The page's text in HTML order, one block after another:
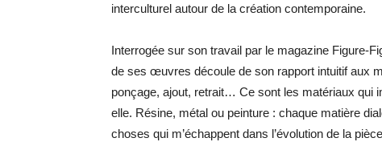
interculturel autour de la création contemporaine.
Interrogée sur son travail par le magazine Figure-
de ses œuvres découle de son rapport intuitif aux
ponçage, ajout, retrait… Ce sont les matériaux qui
elle. Résine, métal ou peinture : chaque matière
choses qui m’échappent dans l’évolution de la